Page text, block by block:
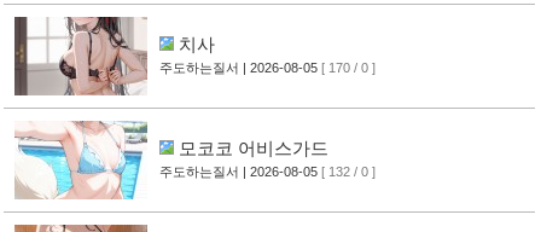
치사
주도하는질서 | 2026-08-05 [ 170 / 0 ]
모코코 어비스가드
주도하는질서 | 2026-08-05 [ 132 / 0 ]